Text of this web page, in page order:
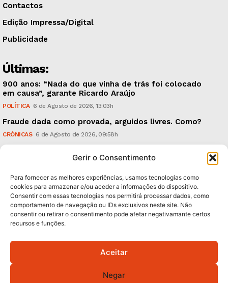
Gerir o Consentimento
Para fornecer as melhores experiências, usamos tecnologias como
cookies para armazenar e/ou aceder a informações do dispositivo.
Consentir com essas tecnologias nos permitirá processar dados, como
comportamento de navegação ou IDs exclusivos neste site. Não
consentir ou retirar o consentimento pode afetar negativamante certos
recursos e funções.
Aceitar
Negar
Contactos
Edição Impressa/Digital
Publicidade
Últimas:
900 anos: “Nada do que vinha de trás foi colocado
em causa”, garante Ricardo Araújo
POLÍTICA 6 de Agosto de 2026, 13:03h
Fraude dada como provada, arguidos livres. Como?
CRÓNICAS 6 de Agosto de 2026, 09:58h
Subscreva Newsletter:
QUERO ADERIR